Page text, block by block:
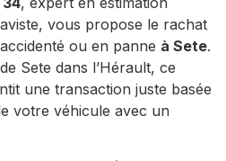
vous propose le rachat
ou en panne à Sete.
Sete dans l’Hérault, ce
une transaction juste basée
votre véhicule avec un